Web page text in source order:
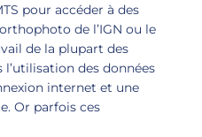
pour accéder à des
de l’IGN ou le
de la plupart des
des données
internet et une
Or parfois ces